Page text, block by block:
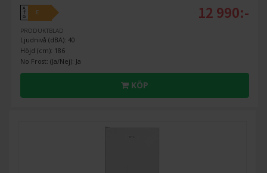
A
↑
G
E
PRODUKTBLAD
Ljudnivå (dBA): 40
Höjd (cm): 186
No Frost: (Ja/Nej): Ja
12 990:-
KÖP